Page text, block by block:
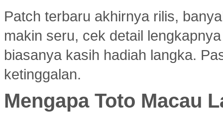
Patch terbaru akhirnya rilis,
makin seru, cek detail
biasanya kasih hadiah langka.
ketinggalan.
Mengapa Toto Macau